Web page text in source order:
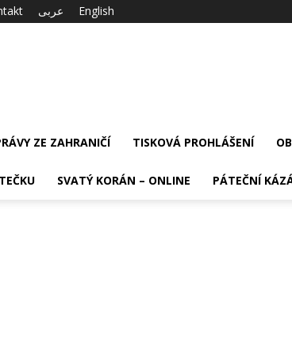
عربى English
ZE ZAHRANIČÍ TISKOVÁ PROHLÁŠENÍ
SVATÝ KORÁN – ONLINE PÁTEČNÍ